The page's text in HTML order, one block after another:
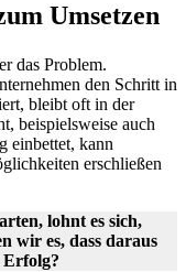
Umsetzen
das Problem.
den Schritt in
bleibt oft in der
beispielsweise auch
einbettet, kann
erschließen
lohnt es sich,
wir es, dass daraus